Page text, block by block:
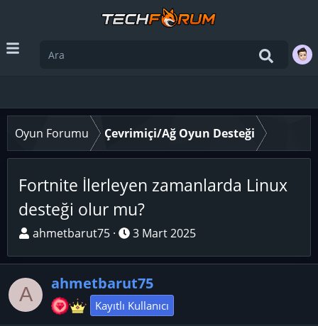
Oyun Forumu Çevrimiçi/Ağ Oyun Desteği
Fortnite İlerleyen zamanlarda Linux
desteği olur mu?
K
n
u
y
ahmetbarut75
B
ş
l
a
n
3 Mart 2025
A ahmetbarut75
Kayıtlı Kullanıcı